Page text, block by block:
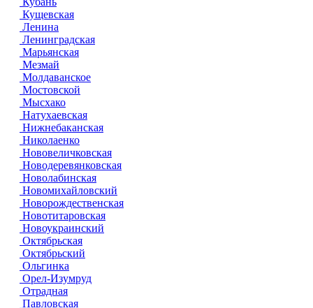
Кущевская
Ленина
Ленинградская
Марьянская
Мезмай
Молдаванское
Мостовской
Мысхако
Натухаевская
Нижнебаканская
Николаенко
Нововеличковская
Новодеревянковская
Новолабинская
Новомихайловский
Новорождественская
Новотитаровская
Новоукраинский
Октябрьская
Октябрьский
Ольгинка
Орел-Изумруд
Отрадная
Павловская